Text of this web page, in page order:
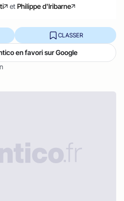
et Philippe d'Iribarne
CLASSER
en favori sur Google